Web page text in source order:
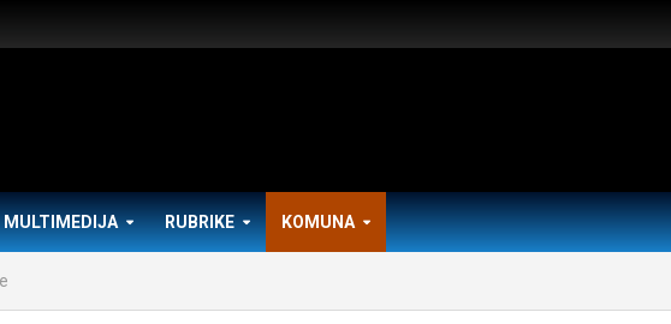
MULTIMEDIJA RUBRIKE KOMUNA